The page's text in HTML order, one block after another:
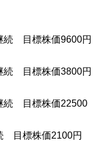
続 目標株価9600円
続 目標株価3800円
続 目標株価22500
目標株価2100円